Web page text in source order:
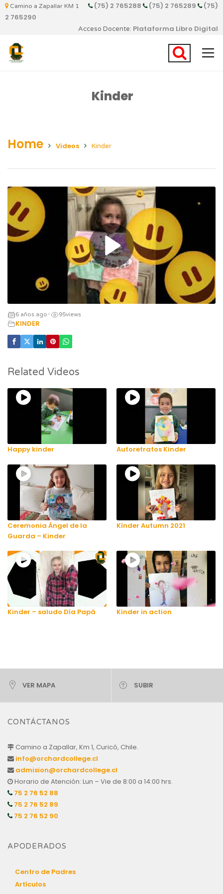
Camino a Zapallar KM 1 (75) 2 765288 (75) 2 765289
(75)
2 765290
Acceso Docente: Plataforma Libro Digital
Kinder
Home Videos Kinder
6 años ago • 95views
KINDER
Related Videos
Happy kinder Autoretratos Kinder
Ceremonia Ángel de la
Guarda – Kinder
Kínder Autumn 2021
Kinder – saludo Día Papá Kinder in action
VER MAPA SUBIR
CONTÁCTANOS
Camino a Zapallar, Km 1, Curicó, Chile.
info@orchardcollege.cl
admision@orchardcollege.cl
Horario de Atención: Lun – Vie de 8:00 a 14:00 hrs.
75 2 76 52 88
75 2 76 52 89
75 2 76 52 90
APODERADOS
Centro de Padres
Artículos